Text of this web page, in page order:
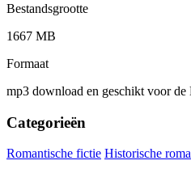
Bestandsgrootte
1667 MB
Formaat
mp3 download en geschikt voor
Categorieën
Romantische fictie Historische